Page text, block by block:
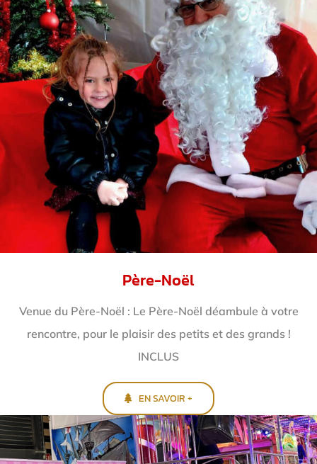
Père-Noël
Venue du Père-Noël : Le Père-Noël déambule à votre
rencontre, pour le plaisir des petits et des grands !
INCLUS
EN SAVOIR +